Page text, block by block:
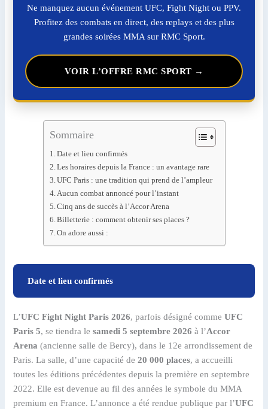
Ne manquez aucun événement UFC, Fight Night ou PPV.
Profitez des combats en direct, des replays et des plus
grandes soirées MMA sur RMC Sport.
VOIR L’OFFRE RMC SPORT →
Sommaire
Date et lieu confirmés
Les horaires depuis la France : un avantage rare
UFC Paris : une tradition qui prend de l’ampleur
Aucun combat annoncé pour l’instant
Cinq ans de succès à l’Accor Arena
Billetterie : comment obtenir ses places ?
On adore aussi :
Date et lieu confirmés
L’UFC Fight Night Paris 2026, parfois désigné commeUFC
Paris 5, se tiendra lesamedi 5 septembre 2026 à l’Accor
Arena (ancienne salle de Bercy), dans le 12e arrondissement de
Paris. La salle, d’une capacité de20 000 places, a accueilli
toutes les éditions précédentes depuis la première en septembre
2022. Elle est devenue au fil des années le symbole du MMA
premium en France. L’annonce a été rendue publique par l’UFC